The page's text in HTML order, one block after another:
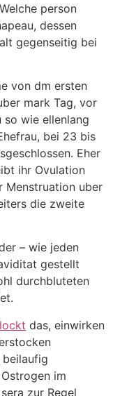
Welche person
dessen
gegenseitig bei
von dm ersten
mark Tag, vor
so wie ellenlang
bei 23 bis
Eher
ihr Ovulation
Menstruation uber
die zweite
– wie jeden
gestellt
durchbluteten
das, einwirken
im
zur Regel